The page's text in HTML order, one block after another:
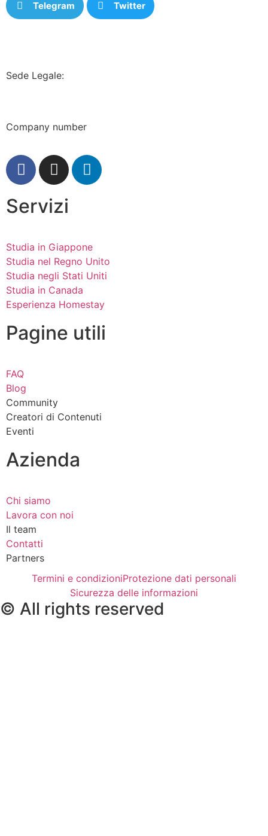
Telegram Twitter
Sede Legale:
Company number
Servizi
Studia in Giappone
Studia nel Regno Unito
Studia negli Stati Uniti
Studia in Canada
Esperienza Homestay
Pagine utili
FAQ
Blog
Community
Creatori di Contenuti
Eventi
Azienda
Chi siamo
Lavora con noi
Il team
Contatti
Partners
Termini e condizioniProtezione dati personali
Sicurezza delle informazioni
© All rights reserved